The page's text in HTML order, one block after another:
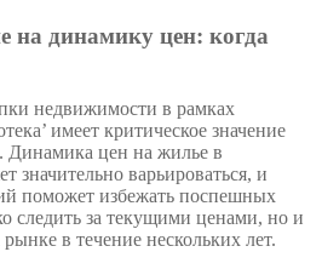
на динамику цен: когда
недвижимости в рамках
имеет критическое значение
Динамика цен на жилье в
значительно варьироваться, и
поможет избежать поспешных
следить за текущими ценами, но и
в течение нескольких лет.